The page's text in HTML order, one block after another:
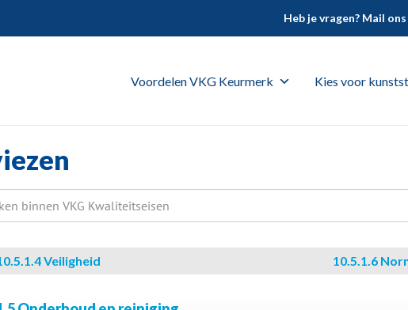
Heb je vragen? Mail
Voordelen VKG Keurmerk Kies voor
Veiligheid 10.5.1.6